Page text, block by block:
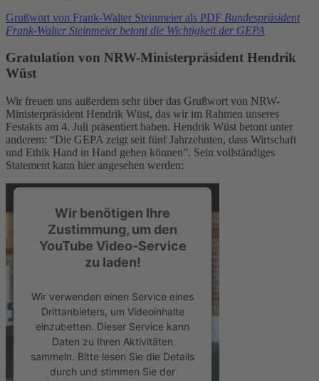
Grußwort von Frank-Walter Steinmeier als PDF Bundespräsident
Frank-Walter Steinmeier betont die Wichtigkeit der GEPA
Gratulation von NRW-Ministerpräsident Hendrik
Wüst
Wir freuen uns außerdem sehr über das Grußwort von NRW-
Ministerpräsident Hendrik Wüst, das wir im Rahmen unseres
Festakts am 4. Juli präsentiert haben. Hendrik Wüst betont unter
anderem: “Die GEPA zeigt seit fünf Jahrzehnten, dass Wirtschaft
und Ethik Hand in Hand gehen können”. Sein vollständiges
Statement kann hier angesehen werden:
Wir benötigen Ihre
Zustimmung, um den
YouTube Video-Service
zu laden!
Wir verwenden einen Service eines
Drittanbieters, um Videoinhalte
einzubetten. Dieser Service kann
Daten zu Ihren Aktivitäten
sammeln. Bitte lesen Sie die Details
durch und stimmen Sie der